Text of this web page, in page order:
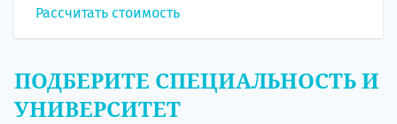
Рассчитать стоимость
ПОДБЕРИТЕ СПЕЦИАЛЬНОСТЬ И
УНИВЕРСИТЕТ